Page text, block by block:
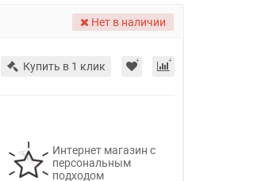
Нет в наличии
Купить в 1 клик
Интернет магазин с
персональным
подходом